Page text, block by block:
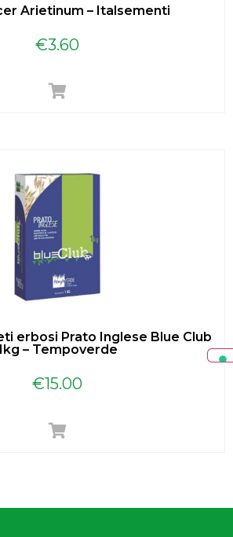
Arietinum – Italsementi
€3.60
erbosi Prato Inglese Blue Club
– Tempoverde
€15.00